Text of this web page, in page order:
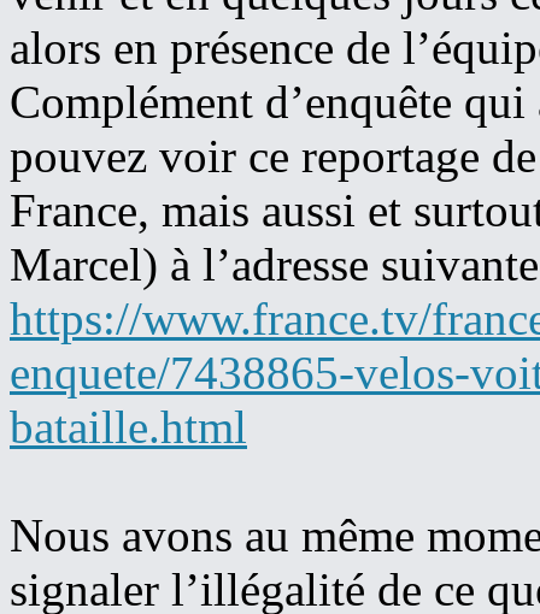
alors en présence de
Complément d’enquête
pouvez voir ce reportage
France, mais aussi et
Marcel) à l’adresse
https://www.france.tv/
enquete/7438865-velos-
bataille.html
Nous avons au même
signaler l’illégalité de ce